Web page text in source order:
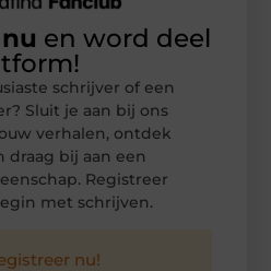
en word deel
schrijver of een
Sluit je aan bij ons
verhalen, ontdek
draag bij aan een
Registreer
met schrijven.
nu!